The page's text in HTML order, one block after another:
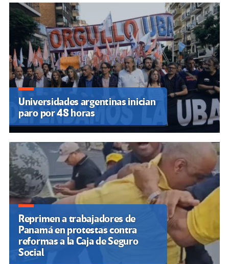
Universidades argentinas inician
paro por 48 horas
Reprimen a trabajadores de
Panamá en protestas contra
reformas a la Caja de Seguro
Social